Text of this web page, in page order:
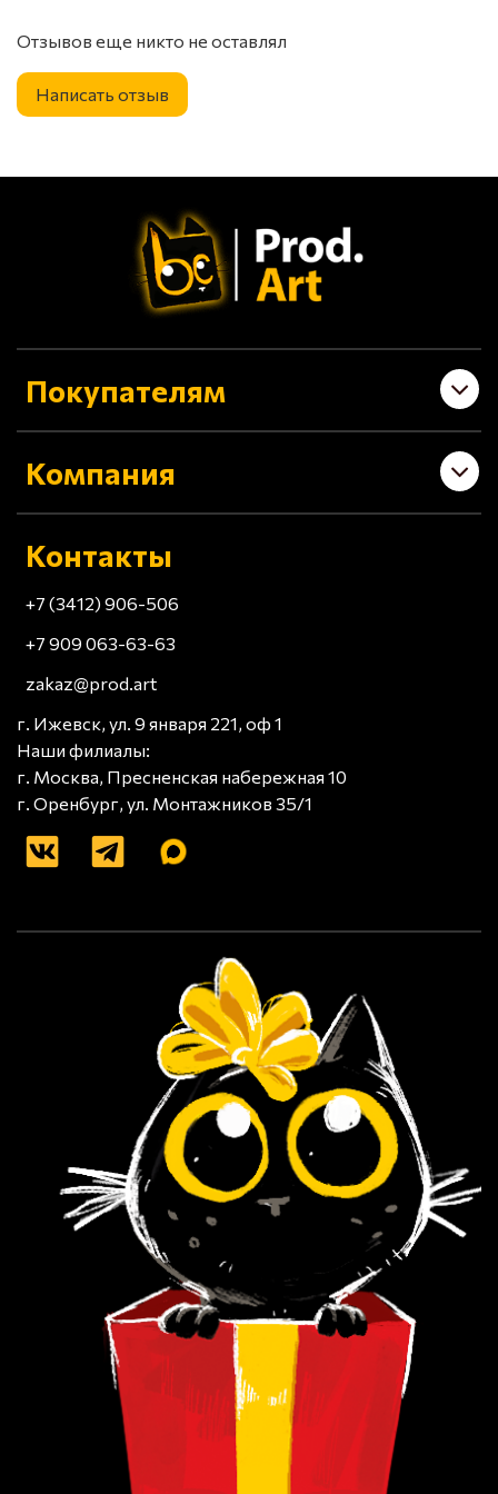
Отзывов еще никто не оставлял
Написать отзыв
Покупателям
Компания
Контакты
+7 (3412) 906-506
+7 909 063-63-63
zakaz@prod.art
г. Ижевск, ул. 9 января 221, оф 1
Наши филиалы:
г. Москва, Пресненская набережная 10
г. Оренбург, ул. Монтажников 35/1